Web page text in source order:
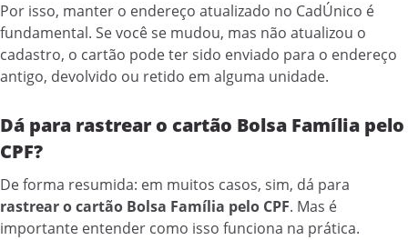
Por isso, manter o endereço atualizado no CadÚnico é
fundamental. Se você se mudou, mas não atualizou o
cadastro, o cartão pode ter sido enviado para o endereço
antigo, devolvido ou retido em alguma unidade.
Dá para rastrear o cartão Bolsa Família pelo
CPF?
De forma resumida: em muitos casos, sim, dá para
rastrear o cartão Bolsa Família pelo CPF. Mas é
importante entender como isso funciona na prática.